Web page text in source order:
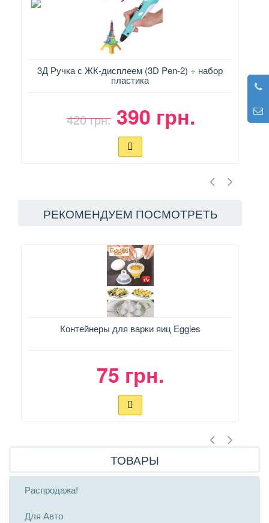
3Д Ручка с ЖК-дисплеем (3D Pen-2) + набор
пластика
420 грн. 390 грн.
РЕКОМЕНДУЕМ ПОСМОТРЕТЬ
Контейнеры для варки яиц Eggies
75 грн.
ТОВАРЫ
Распродажа!
Для Авто